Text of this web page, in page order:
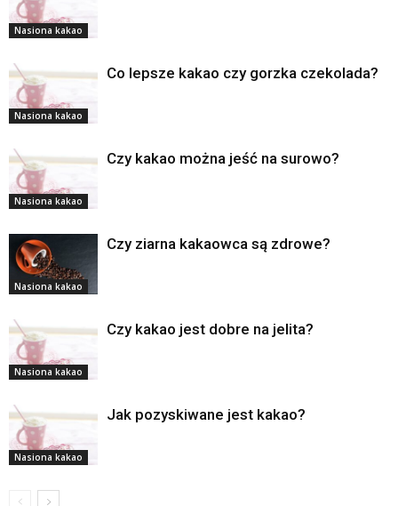
Nasiona kakao
Nasiona kakao
Co lepsze kakao czy gorzka czekolada?
Nasiona kakao
Czy kakao można jeść na surowo?
Nasiona kakao
Czy ziarna kakaowca są zdrowe?
Nasiona kakao
Czy kakao jest dobre na jelita?
Nasiona kakao
Jak pozyskiwane jest kakao?